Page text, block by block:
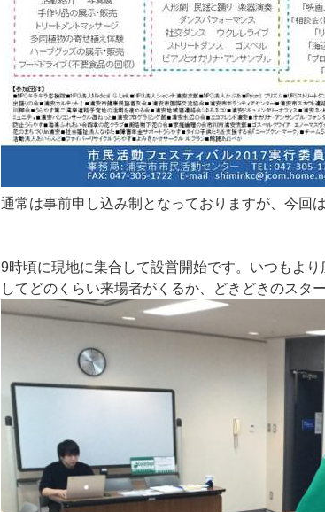
通常は事前申し込み制となっておりますが、今回
9時頃に現地に集合して設営開始です。いつもよ
してどのくらい来場者がくるか、どきどきのスター